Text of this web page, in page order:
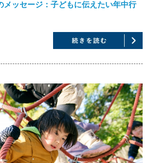
メッセージ：子どもに伝えたい年中行